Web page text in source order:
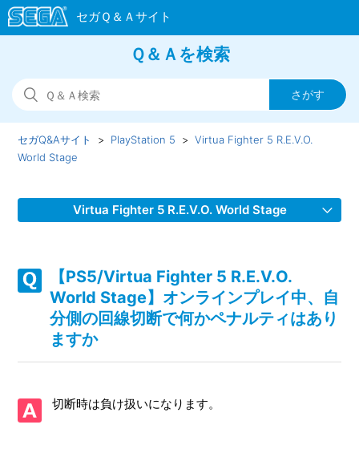
Ｑ＆Ａを検索
セガQ&Aサイト PlayStation 5
Virtua Fighter 5 R.E.V.O.
World Stage
Virtua Fighter 5 R.E.V.O. World Stage
ーケードモードで使えない
【PS5/Virtua Fighter 5 R.E.V.O. World Stage】クロスプレイ
を制限したい・有効にしたい
【PS5/Virtua Fighter 5 R.E.V.O. World Stage】Steam版の問
【PS5/Virtua Fighter 5 R.E.V.O. World Stage】取扱説明書
【PS5/Virtua Fighter 5 R.E.V.O.
World Stage】オンラインプレイ中、自
分側の回線切断で何かペナルティはあり
ますか
切断時は負け扱いになります。